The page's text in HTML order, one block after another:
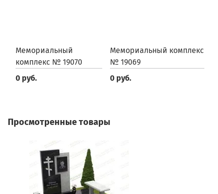
Мемориальный
комплекс № 19070
0 руб.
Мемориальный комплекс
№ 19069
0 руб.
Просмотренные товары